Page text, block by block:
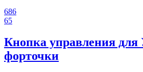
686
65
Кнопка управления
форточки